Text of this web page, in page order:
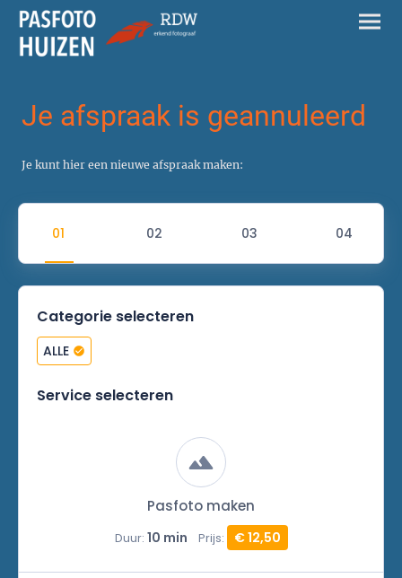
Je afspraak is geannuleerd
Je kunt hier een nieuwe afspraak maken:
Categorie selecteren
ALLE
Service selecteren
Pasfoto maken
Duur: 10 min Prijs: € 12,50